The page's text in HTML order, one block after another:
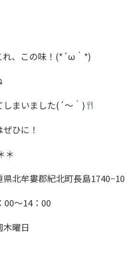
、この味！(*´ω｀*)
まいました(´～｀)
ひに！
＊
北牟婁郡紀北町長島1740−10
～14：00
曜日